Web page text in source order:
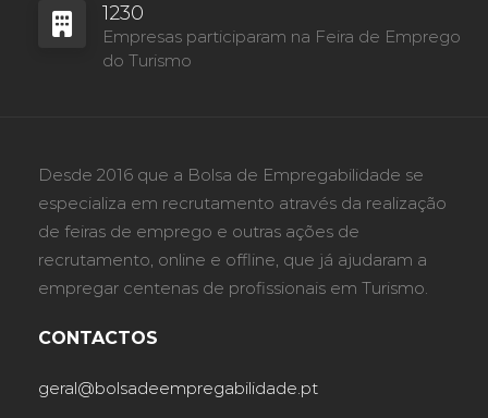
1230
Empresas participaram na Feira de Emprego
do Turismo
Desde 2016 que a Bolsa de Empregabilidade se
especializa em recrutamento através da realização
de feiras de emprego e outras ações de
recrutamento, online e offline, que já ajudaram a
empregar centenas de profissionais em Turismo.
CONTACTOS
geral@bolsadeempregabilidade.pt